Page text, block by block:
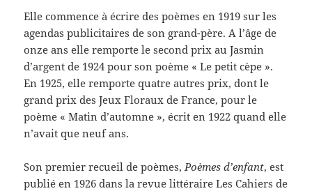
Elle commence à écrire des poèmes en 1919 sur les
agendas publicitaires de son grand-père. A l’âge de
onze ans elle remporte le second prix au Jasmin
d’argent de 1924 pour son poème « Le petit cèpe ».
En 1925, elle remporte quatre autres prix, dont le
grand prix des Jeux Floraux de France, pour le
poème « Matin d’automne », écrit en 1922 quand elle
n’avait que neuf ans.
Son premier recueil de poèmes, Poèmes d’enfant, est
publié en 1926 dans la revue littéraire Les Cahiers de